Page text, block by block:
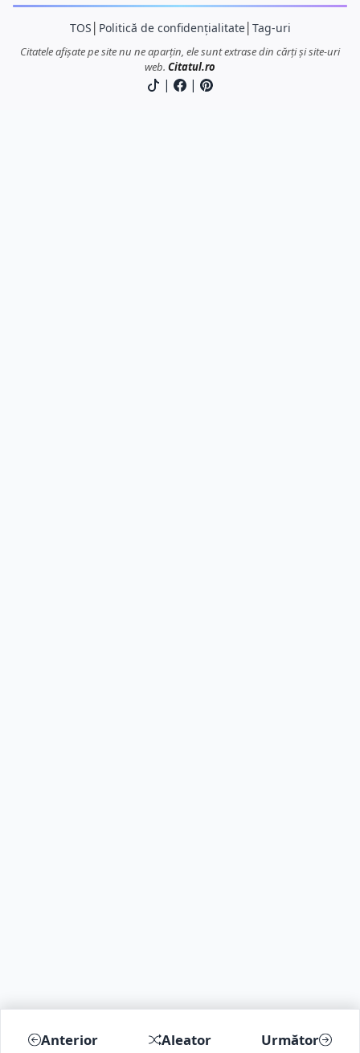
Anterior Aleator Următor
TOS Politică de confidențialitate│ Tag-uri
Citatele afișate pe site nu ne aparțin, ele sunt extrase din cărți și site-uri
web. Citatul.ro
| |